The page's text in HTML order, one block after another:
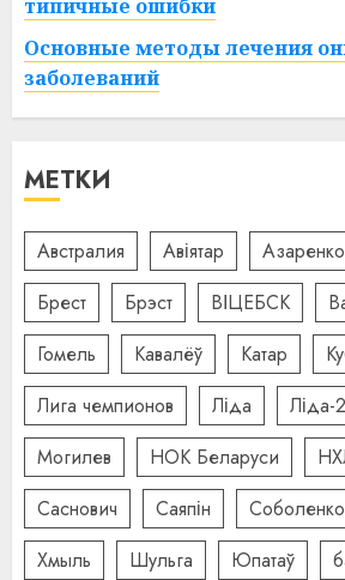
типичные ошибки
Основные методы лечения
заболеваний
МЕТКИ
Австралия Авіятар Азаренко
Брест
Брэст ВІЦЕБСК
Гомель
Кавалёў Катар
Лига чемпионов
Ліда Ліда-2
Могилев
НОК Беларуси
Саснович
Саяпін Соболенко
Хмыль
Шульга Юпатаў